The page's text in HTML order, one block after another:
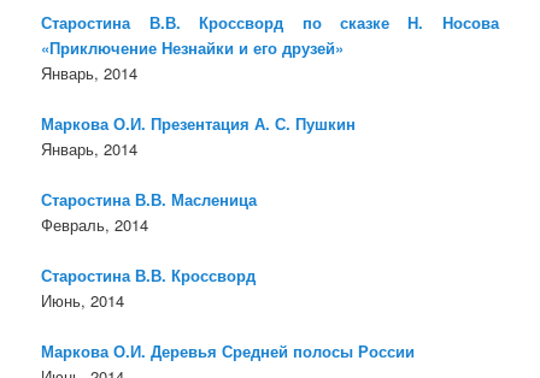
Старостина В.В. Кроссворд по сказке Н. Носова
«Приключение Незнайки и его друзей»
Январь, 2014
Маркова О.И. Презентация А. С. Пушкин
Январь, 2014
Старостина В.В. Масленица
Февраль, 2014
Старостина В.В. Кроссворд
Июнь, 2014
Маркова О.И. Деревья Средней полосы России